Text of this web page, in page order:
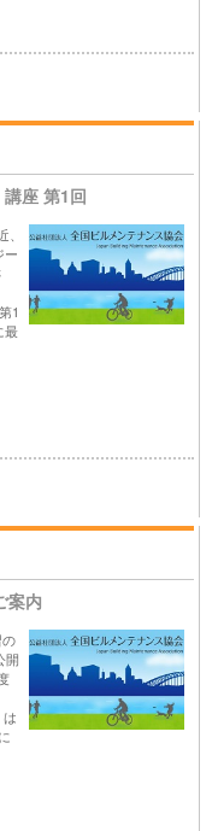
座 第1回
ー
1
最
案内
開